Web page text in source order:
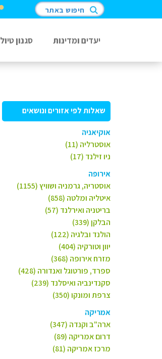
חיפוש באתר
יעדים ומדינות סגנון טיול
שאלות לפי אזורים ונושאים
אוקיאניה
אוסטרליה (11)
ניו זילנד (17)
אירופה
אוסטריה, גרמניה ושוויץ (1155)
איטליה ומלטה (858)
בריטניה ואירלנד (57)
הבלקן (339)
הולנד ובלגיה (122)
יוון וטורקיה (404)
מזרח אירופה (368)
ספרד, פורטוגל ואנדורה (428)
סקנדינביה ואיסלנד (239)
צרפת ומונקו (350)
אמריקה
ארה"ב וקנדה (347)
דרום אמריקה (89)
מרכז אמריקה (81)